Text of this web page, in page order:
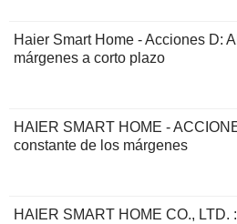
Haier Smart Home - Acciones D:
márgenes a corto plazo
HAIER SMART HOME -
constante de los márgenes
HAIER SMART HOME CO., LTD.